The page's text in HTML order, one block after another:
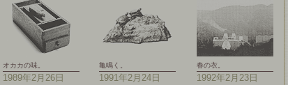
オカカの味。 亀鳴く。 春の衣。
1989年2月26日 1991年2月24日 1992年2月23日